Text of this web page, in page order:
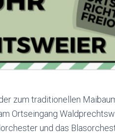
zum traditionellen
Ortseingang
und das